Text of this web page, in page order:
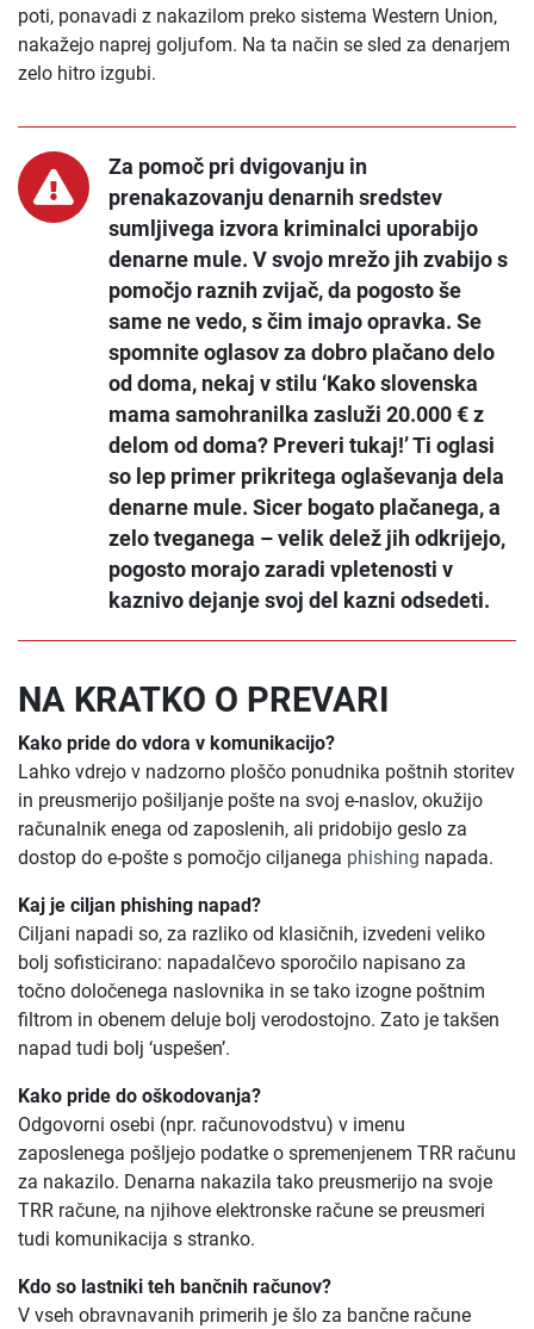
poti, ponavadi z nakazilom preko sistema Western Union,
nakažejo naprej goljufom. Na ta način se sled za denarjem
zelo hitro izgubi.
Za pomoč pri dvigovanju in
prenakazovanju denarnih sredstev
sumljivega izvora kriminalci uporabijo
denarne mule. V svojo mrežo jih zvabijo s
pomočjo raznih zvijač, da pogosto še
same ne vedo, s čim imajo opravka. Se
spomnite oglasov za dobro plačano delo
od doma, nekaj v stilu ‘Kako slovenska
mama samohranilka zasluži 20.000 € z
delom od doma? Preveri tukaj!’Ti oglasi
so lep primer prikritega oglaševanja dela
denarne mule. Sicer bogato plačanega, a
zelo tveganega – velik delež jih odkrijejo,
pogosto morajo zaradi vpletenosti v
kaznivo dejanje svoj del kazni odsedeti.
NA KRATKO O PREVARI
Kako pride do vdora v komunikacijo?
Lahko vdrejo v nadzorno ploščo ponudnika poštnih storitev
in preusmerijo pošiljanje pošte na svoj e-naslov, okužijo
računalnik enega od zaposlenih, ali pridobijo geslo za
dostop do e-pošte s pomočjo ciljanega phishing napada.
Kaj je ciljan phishing napad?
Ciljani napadi so, za razliko od klasičnih, izvedeni veliko
bolj sofisticirano: napadalčevo sporočilo napisano za
točno določenega naslovnika in se tako izogne poštnim
filtrom in obenem deluje bolj verodostojno. Zato je takšen
napad tudi bolj ‘uspešen’.
Kako pride do oškodovanja?
Odgovorni osebi (npr. računovodstvu) v imenu
zaposlenega pošljejo podatke o spremenjenem TRR računu
za nakazilo. Denarna nakazila tako preusmerijo na svoje
TRR račune, na njihove elektronske račune se preusmeri
tudi komunikacija s stranko.
Kdo so lastniki teh bančnih računov?
V vseh obravnavanih primerih je šlo za bančne račune